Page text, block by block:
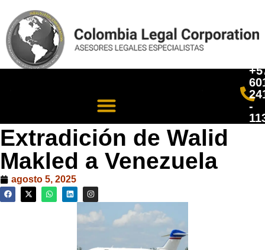
-
Extradición de Walid
Makled a Venezuela
agosto 5, 2025